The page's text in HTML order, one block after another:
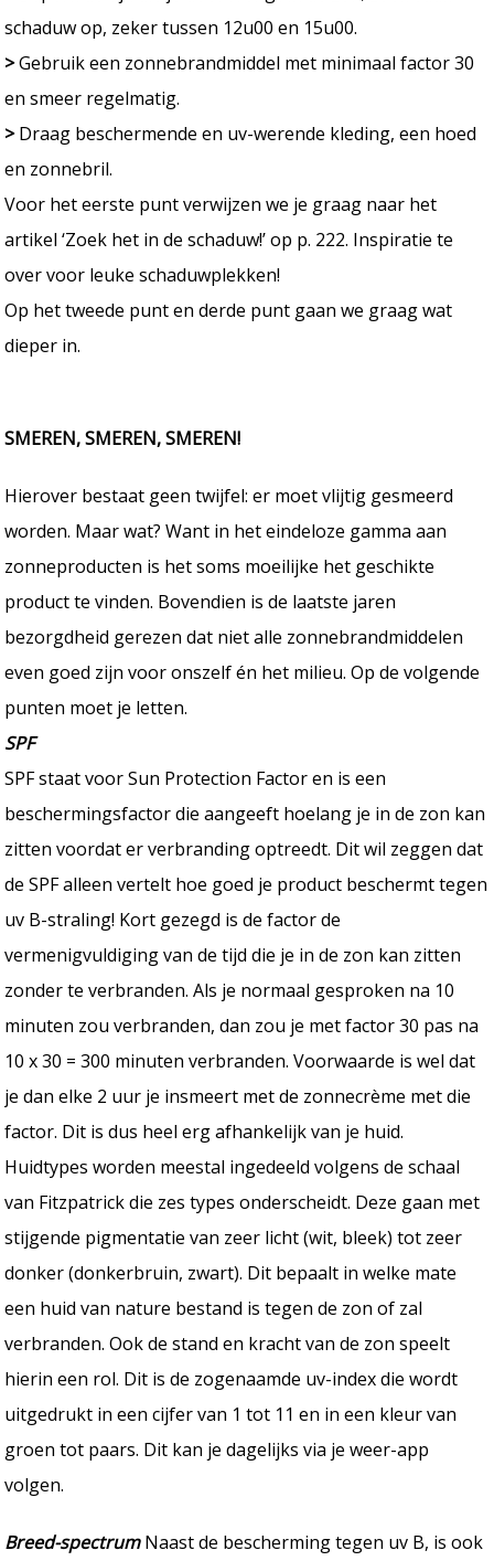
schaduw op, zeker tussen 12u00 en 15u00.
>Gebruik een zonnebrandmiddel met minimaal factor 30
en smeer regelmatig.
>Draag beschermende en uv-werende kleding, een hoed
en zonnebril.
Voor het eerste punt verwijzen we je graag naar het
artikel ‘Zoek het in de schaduw!’ op p. 222. Inspiratie te
over voor leuke schaduwplekken!
Op het tweede punt en derde punt gaan we graag wat
dieper in.
SMEREN, SMEREN, SMEREN!
Hierover bestaat geen twijfel: er moet vlijtig gesmeerd
worden. Maar wat? Want in het eindeloze gamma aan
zonneproducten is het soms moeilijke het geschikte
product te vinden. Bovendien is de laatste jaren
bezorgdheid gerezen dat niet alle zonnebrandmiddelen
even goed zijn voor onszelf én het milieu. Op de volgende
punten moet je letten.
SPF
SPF staat voor Sun Protection Factor en is een
beschermingsfactor die aangeeft hoelang je in de zon kan
zitten voordat er verbranding optreedt. Dit wil zeggen dat
de SPF alleen vertelt hoe goed je product beschermt tegen
uv B-straling! Kort gezegd is de factor de
vermenigvuldiging van de tijd die je in de zon kan zitten
zonder te verbranden. Als je normaal gesproken na 10
minuten zou verbranden, dan zou je met factor 30 pas na
10 x 30 = 300 minuten verbranden. Voorwaarde is wel dat
je dan elke 2 uur je insmeert met de zonnecrème met die
factor. Dit is dus heel erg afhankelijk van je huid.
Huidtypes worden meestal ingedeeld volgens de schaal
van Fitzpatrick die zes types onderscheidt. Deze gaan met
stijgende pigmentatie van zeer licht (wit, bleek) tot zeer
donker (donkerbruin, zwart). Dit bepaalt in welke mate
een huid van nature bestand is tegen de zon of zal
verbranden. Ook de stand en kracht van de zon speelt
hierin een rol. Dit is de zogenaamde uv-index die wordt
uitgedrukt in een cijfer van 1 tot 11 en in een kleur van
groen tot paars. Dit kan je dagelijks via je weer-app
volgen.
Breed-spectrumNaast de bescherming tegen uv B, is ook